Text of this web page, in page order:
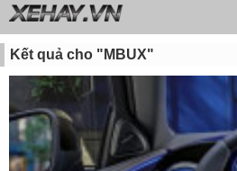
Kết quả cho "MBUX"